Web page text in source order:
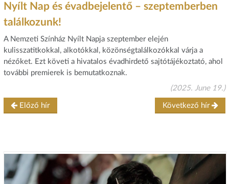
Nyílt Nap és évadbejelentő – szeptemberben
találkozunk!
A Nemzeti Színház Nyílt Napja szeptember elején
kulisszatitkokkal, alkotókkal, közönségtalálkozókkal várja a
nézőket. Ezt követi a hivatalos évadhirdető sajtótájékoztató, ahol
további premierek is bemutatkoznak.
(2025. June 19.)
Előző hír Következő hír